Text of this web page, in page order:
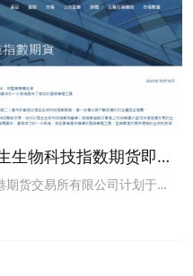
生物科技指数期货即将
技ETF(513280)年内份
货交易所有限公司计划于